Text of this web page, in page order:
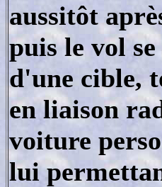
aussitôt
puis le vol
d'une cible,
en liaison
voiture
lui